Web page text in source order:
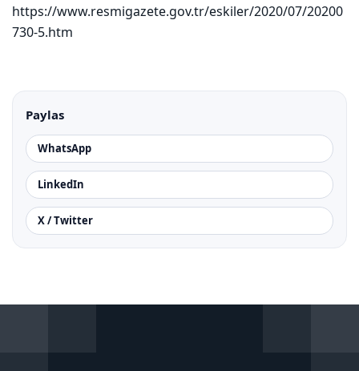
https://www.resmigazete.gov.tr/eskiler/2020/07/20200
730-5.htm
Paylas
WhatsApp
LinkedIn
X / Twitter